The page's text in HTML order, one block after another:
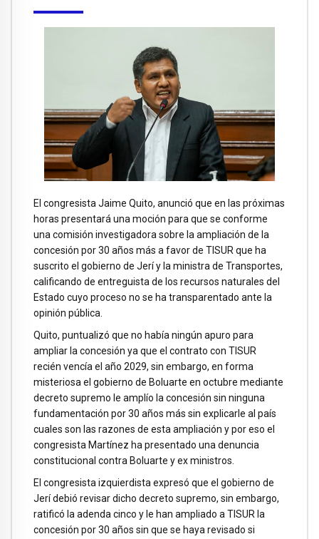
El congresista Jaime Quito, anunció que en las próximas
horas presentará una moción para que se conforme
una comisión investigadora sobre la ampliación de la
concesión por 30 años más a favor de TISUR que ha
suscrito el gobierno de Jerí y la ministra de Transportes,
calificando de entreguista de los recursos naturales del
Estado cuyo proceso no se ha transparentado ante la
opinión pública.
Quito, puntualizó que no había ningún apuro para
ampliar la concesión ya que el contrato con TISUR
recién vencía el año 2029, sin embargo, en forma
misteriosa el gobierno de Boluarte en octubre mediante
decreto supremo le amplío la concesión sin ninguna
fundamentación por 30 años más sin explicarle al país
cuales son las razones de esta ampliación y por eso el
congresista Martínez ha presentado una denuncia
constitucional contra Boluarte y ex ministros.
El congresista izquierdista expresó que el gobierno de
Jerí debió revisar dicho decreto supremo, sin embargo,
ratificó la adenda cinco y le han ampliado a TISUR la
concesión por 30 años sin que se haya revisado si